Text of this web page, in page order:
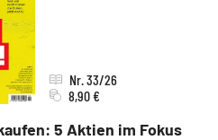
5 Aktien im Fokus
Nr. 33/26
8,90 €